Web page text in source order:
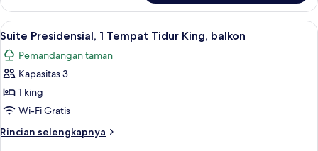
Family
Suite
Garden
Lihat
semua
foto
untuk
Suite
Presidensial,
1
Tempat
Suite Presidensial, 1 Tempat Tidur
19
Suite Presidensial, 1 Tempat Tidur King, balkon
Pemandangan taman
Kapasitas 3
1 king
Wi-Fi Gratis
Rincian selengkapnya
Rincian